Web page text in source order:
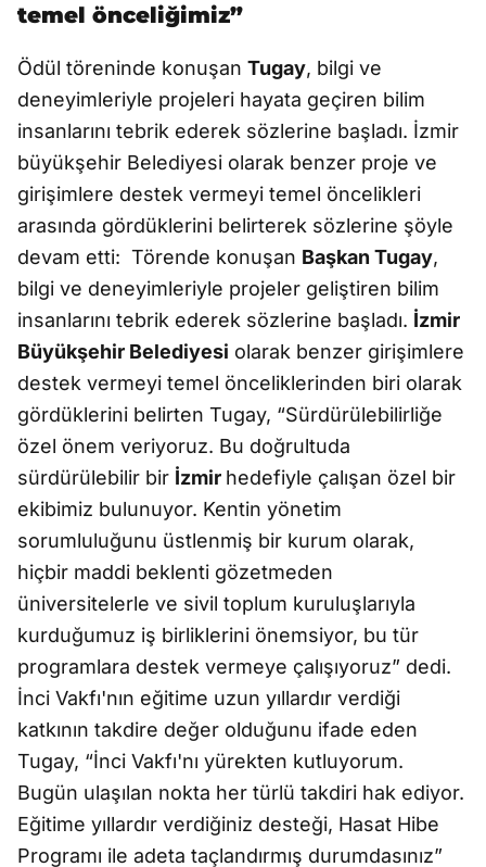
temel önceliğimiz”
Ödül töreninde konuşan Tugay, bilgi ve
deneyimleriyle projeleri hayata geçiren bilim
insanlarını tebrik ederek sözlerine başladı. İzmir
büyükşehir Belediyesi olarak benzer proje ve
girişimlere destek vermeyi temel öncelikleri
arasında gördüklerini belirterek sözlerine şöyle
devam etti: Törende konuşan Başkan Tugay,
bilgi ve deneyimleriyle projeler geliştiren bilim
insanlarını tebrik ederek sözlerine başladı. İzmir
Büyükşehir Belediyesi olarak benzer girişimlere
destek vermeyi temel önceliklerinden biri olarak
gördüklerini belirten Tugay, “Sürdürülebilirliğe
özel önem veriyoruz. Bu doğrultuda
sürdürülebilir bir İzmir hedefiyle çalışan özel bir
ekibimiz bulunuyor. Kentin yönetim
sorumluluğunu üstlenmiş bir kurum olarak,
hiçbir maddi beklenti gözetmeden
üniversitelerle ve sivil toplum kuruluşlarıyla
kurduğumuz iş birliklerini önemsiyor, bu tür
programlara destek vermeye çalışıyoruz” dedi.
İnci Vakfı'nın eğitime uzun yıllardır verdiği
katkının takdire değer olduğunu ifade eden
Tugay, “İnci Vakfı'nı yürekten kutluyorum.
Bugün ulaşılan nokta her türlü takdiri hak ediyor.
Eğitime yıllardır verdiğiniz desteği, Hasat Hibe
Programı ile adeta taçlandırmış durumdasınız”